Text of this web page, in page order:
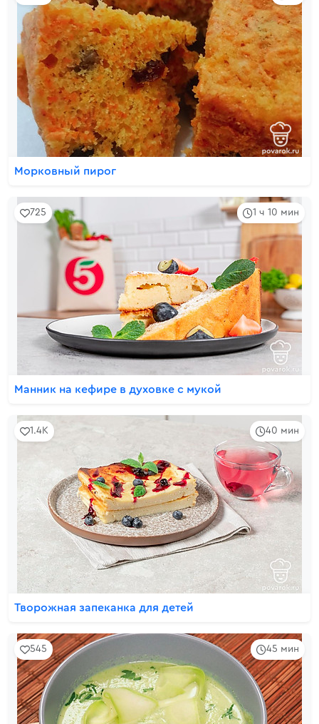
Морковный пирог
1 ч 10 мин
725
Манник на кефире в духовке с мукой
40 мин
1.4K
Творожная запеканка для детей
45 мин
545